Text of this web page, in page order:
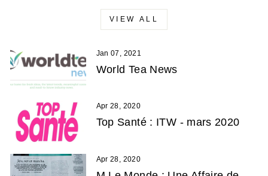
VIEW ALL
Jan 07, 2021
World Tea News
Apr 28, 2020
Top Santé : ITW - mars 2020
Apr 28, 2020